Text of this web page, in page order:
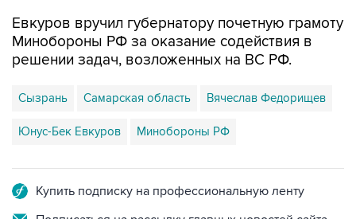
Евкуров вручил губернатору почетную грамоту
Минобороны РФ за оказание содействия в
решении задач, возложенных на ВС РФ.
Сызрань Самарская область Вячеслав Федорищев
Юнус-Бек Евкуров Минобороны РФ
Купить подписку на профессиональную ленту